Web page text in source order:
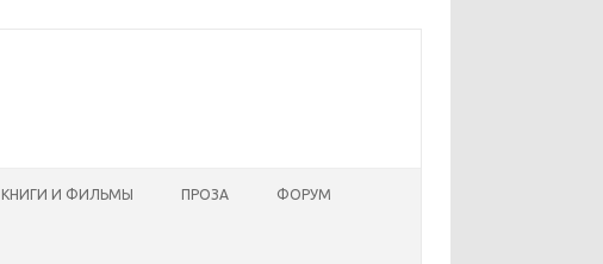
КНИГИ И ФИЛЬМЫ ПРОЗА ФОРУМ